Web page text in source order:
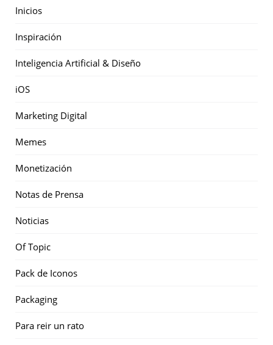
Inicios
Inspiración
Inteligencia Artificial & Diseño
iOS
Marketing Digital
Memes
Monetización
Notas de Prensa
Noticias
Of Topic
Pack de Iconos
Packaging
Para reir un rato